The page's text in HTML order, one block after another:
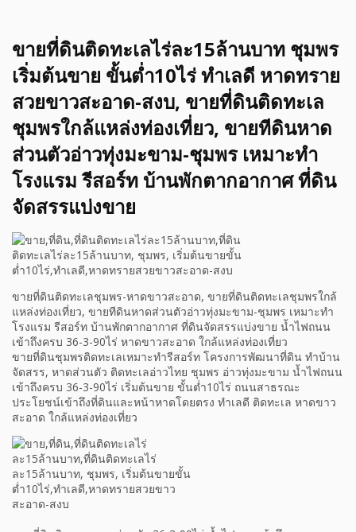
ขายที่ดินติดทะเลไร่ละ15ล้านบาท ชุมพร
เริ่มต้นขาย ขั้นต่ำ10ไร่ ทำเลดี หาดทราย
สวยขาวสะอาด-สงบ, ขายที่ดินติดทะเล
ชุมพรใกล้แหล่งท่องเที่ยว, ขายทีดินหาด
ส่วนตัวอ่าวทุ่งมะขาม-ชุมพร เหมาะทำ
โรงแรม รีสอร์ท บ้านพักตากอากาศ ที่ดิน
จัดสรรแบ่งขาย
ขายที่ดินติดทะเลชุมพร-หาดขาวสะอาด, ขายที่ดินติดทะเลชุมพรใกล้
แหล่งท่องเที่ยว, ขายทีดินหาดส่วนตัวอ่าวทุ่งมะขาม-ชุมพร เหมาะทำ
โรงแรม รีสอร์ท บ้านพักตากอากาศ ที่ดินจัดสรรแบ่งขาย น้ำไฟถนน
เข้าถึงครบ 36-3-90ไร่ หาดขาวสะอาด ใกล้แหล่งท่องเที่ยว
ขายที่ดินชุมพรติดทะเลเหมาะทำรีสอร์ท โครงการพัฒนาที่ดิน ทำบ้าน
จัดสรร, หาดส่วนตัว ติดทะเลอ่าวไทย ชุมพร อ่าวทุ่งมะขาม น้ำไฟถนน
เข้าถึงครบ 36-3-90ไร่ เริ่มต้นขาย ขั้นต่ำ10ไร่ ถนนสาธรณะ
ประโยชน์เข้าถึงที่ดินและหน้าหาดโดยตรง ทำเลดี ติดทะเล หาดขาว
สะอาด ใกล้แหล่งท่องเที่ยว